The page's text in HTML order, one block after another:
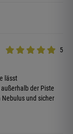
5
lässt
der Piste
und sicher